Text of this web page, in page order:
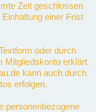
Zeit geschlossen
einer Frist
oder durch
Mitgliedskonto erklärt
kann auch durch
erfolgen.
personenbezogene